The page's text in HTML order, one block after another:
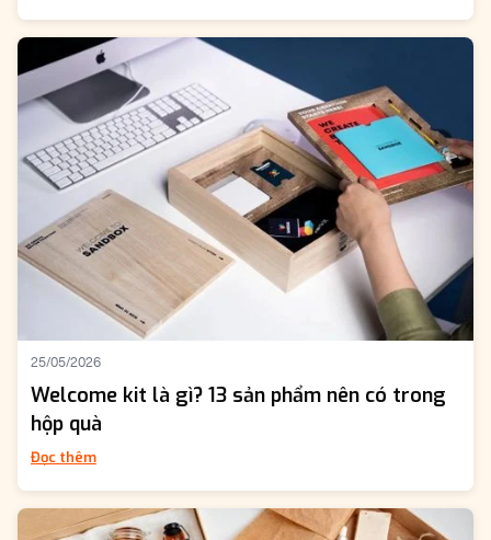
25/05/2026
Welcome kit là gì? 13 sản phẩm nên có trong
hộp quà
Đọc thêm